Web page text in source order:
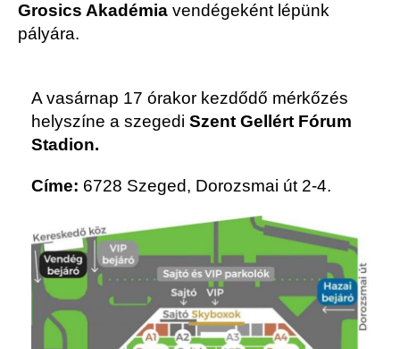
Grosics Akadémia vendégeként lépünk
pályára.
A vasárnap 17 órakor kezdődő mérkőzés
helyszíne a szegedi Szent Gellért Fórum
Stadion.
Címe: 6728 Szeged, Dorozsmai út 2-4.